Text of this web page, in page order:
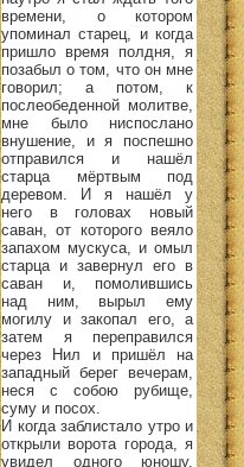
времени, о котором
упоминал старец, и когда
пришло время полдня, я
позабыл о том, что он мне
говорил; а потом, к
послеобеденной молитве,
мне было ниспослано
внушение, и я поспешно
отправился и нашёл
старца мёртвым под
деревом. И я нашёл у
него в головах новый
саван, от которого веяло
запахом мускуса, и омыл
старца и завернул его в
саван и, помолившись
над ним, вырыл ему
могилу и закопал его, а
затем я переправился
через Нил и пришёл на
западный берег вечерам,
неся с собою рубище,
суму и посох.
И когда заблистало утро и
открыли ворота города, я
увидел одного юношу,